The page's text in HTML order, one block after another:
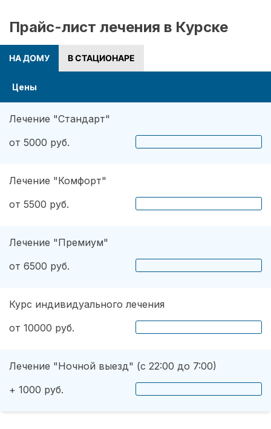
Прайс-лист лечения в Курске
НА ДОМУ В СТАЦИОНАРЕ
Цены
Лечение "Стандарт"
от 5000 руб.
Лечение "Комфорт"
от 5500 руб.
Лечение "Премиум"
от 6500 руб.
Курс индивидуального лечения
от 10000 руб.
Лечение "Ночной выезд" (с 22:00 до 7:00)
+ 1000 руб.